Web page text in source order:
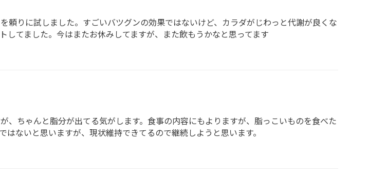
頼りに試しました。すごいバツグンの効果ではないけど、カラダがじわっと代謝が良くな
してました。今はまたお休みしてますが、また飲もうかなと思ってます
、ちゃんと脂分が出てる気がします。食事の内容にもよりますが、脂っこいものを食べた
はないと思いますが、現状維持できてるので継続しようと思います。